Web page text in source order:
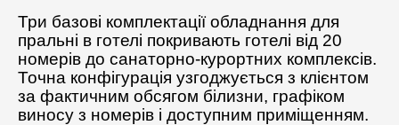
Три базові комплектації обладнання для
пральні в готелі покривають готелі від 20
номерів до санаторно-курортних комплексів.
Точна конфігурація узгоджується з клієнтом
за фактичним обсягом білизни, графіком
виносу з номерів і доступним приміщенням.